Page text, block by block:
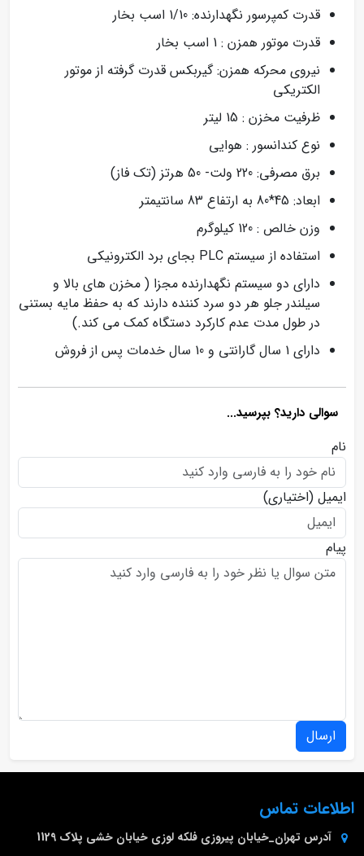
قدرت کمپرسور نگهدارنده: 1/10 اسب بخار
قدرت موتور همزن : 1 اسب بخار
نیروی محرکه همزن: گیربکس قدرت گرفته از موتور
الکتریکی
ظرفیت مخزن : 15 لیتر
نوع کندانسور : هوایی
برق مصرفی: 220 ولت- 50 هرتز (تک فاز)
ابعاد: 45*80 به ارتفاع 83 سانتیمتر
وزن خالص : 120 کیلوگرم
استفاده از سیستم PLC بجای برد الکترونیکی
دارای دو سیستم نگهدارنده مجزا ( مخزن های بالا و
سیلندر جلو هر دو سرد کننده دارند که به حفظ مایه بستنی
در طول مدت عدم کارکرد دستگاه کمک می کند.)
دارای 1 سال گارانتی و 10 سال خدمات پس از فروش
سوالی دارید؟ بپرسید...
نام
ایمیل (اختیاری)
پیام
ارسال
اطلاعات تماس
آدرس تهران_خیابان پیروزی فلکه لوزی خیابان خشی پلاک 1129